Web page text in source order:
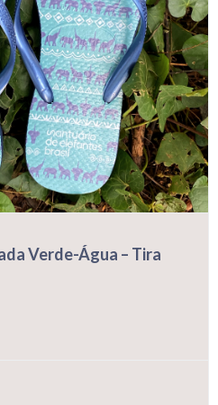
Verde-Água – Tira